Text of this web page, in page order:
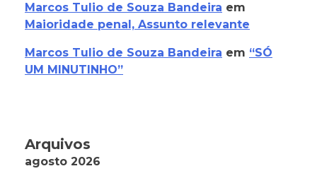
Marcos Tulio de Souza Bandeira em
Maioridade penal, Assunto relevante
Marcos Tulio de Souza Bandeira em “SÓ
UM MINUTINHO”
Arquivos
agosto 2026